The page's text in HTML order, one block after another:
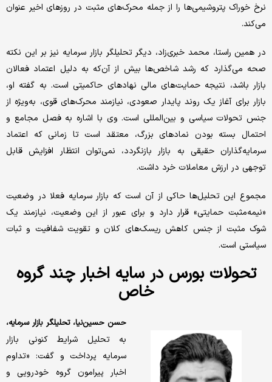
نرخ خوراک پتروشیمی‌‌‌ها را از جمله محرک‌‌‌های مثبت در روزهای اخیر عنوان
می‌‌‌کند.
در همین راستا، محمد خبری‌‌‌زاد، دیگر تحلیلگر بازار سرمایه نیز بر این نکته
صحه می‌‌‌گذارد که رشد شاخص‌‌‌ها بیش از آن‌‌‌که به دلیل اعتماد فعالان
بازار باشد، نتیجه حمایت‌‌‌های مالی نهادهای حاکمیتی است. به گفته او،
بازار برای آغاز یک روند پایدار صعودی، نیازمند محرک‌‌‌های قوی، به‌‌‌ویژه از
جنس تحولات سیاسی و بین‌المللی است. وی با اشاره به فصل مجامع و
احتمال بسته بودن نمادهای بزرگ، معتقد است تا زمانی که اعتماد
سرمایه‌‌‌گذاران حقیقی به بازار بازنگردد، نمی‌توان انتظار افزایش قابل
توجهی در ارزش معاملات خرد داشت.
مجموع این تحلیل‌‌‌ها حاکی از آن است که بازار سرمایه فعلا در وضعیت
«نیمه‌‌‌مثبت حمایتی» قرار دارد و برای عبور از این وضعیت، نیازمند یک
شوک مثبت از جنس کاهش ریسک‌‌‌های کلان و تقویت شفافیت و ثبات
سیاستی است.
تحولات بورس در سایه اخبار چند گروه
خاص
حسن حسین‌‌‌نیا، تحلیلگر بازار سرمایه،
به تحلیل شرایط کنونی بازار
سرمایه پرداخت و گفت: «تداوم
اخبار پیرامون گروه خودرویی و